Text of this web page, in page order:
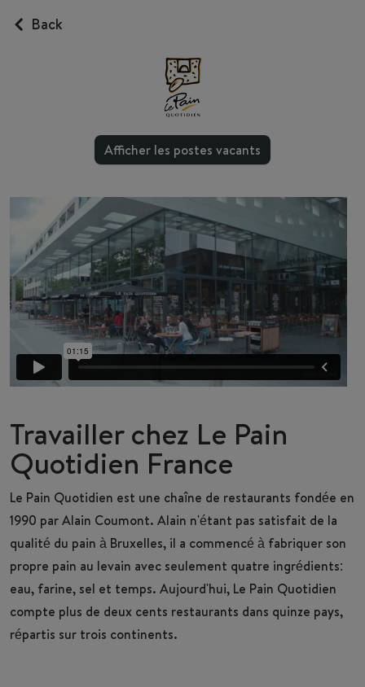
Back
Afficher les postes vacants
Travailler chez Le Pain
Quotidien France
Le Pain Quotidien est une chaîne de restaurants fondée en
1990 par Alain Coumont. Alain n'étant pas satisfait de la
qualité du pain à Bruxelles, il a commencé à fabriquer son
propre pain au levain avec seulement quatre ingrédients:
eau, farine, sel et temps. Aujourd'hui, Le Pain Quotidien
compte plus de deux cents restaurants dans quinze pays,
répartis sur trois continents.